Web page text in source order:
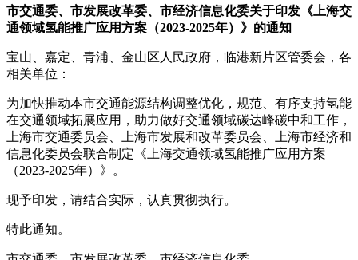
市交通委、市发展改革委、市经济信息化委关于印发《上海交
通领域氢能推广应用方案（2023-2025年）》的通知
宝山、嘉定、青浦、金山区人民政府，临港新片区管委会，各
相关单位：
为加快推动本市交通能源结构调整优化，规范、有序支持氢能
在交通领域拓展应用，助力做好交通领域碳达峰碳中和工作，
上海市交通委员会、上海市发展和改革委员会、上海市经济和
信息化委员会联合制定《上海交通领域氢能推广应用方案
（2023-2025年）》。
现予印发，请结合实际，认真贯彻执行。
特此通知。